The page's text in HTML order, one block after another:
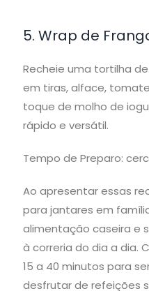
5. Wrap de
Recheie uma tortilha
em tiras, alface,
toque de molho de
rápido e versátil.
Tempo de Preparo:
Ao apresentar essas
para jantares em
alimentação caseira e
à correria do dia a dia.
15 a 40 minutos para
desfrutar de refeições